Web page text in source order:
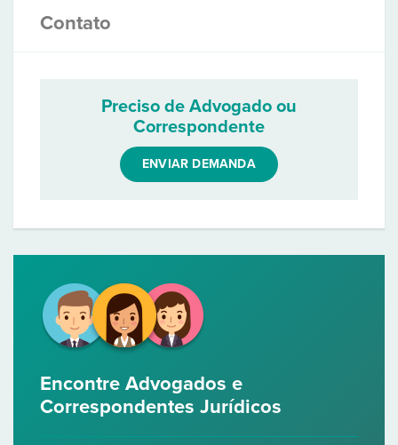
Contato
Preciso de Advogado ou
Correspondente
ENVIAR DEMANDA
Encontre Advogados e
Correspondentes Jurídicos